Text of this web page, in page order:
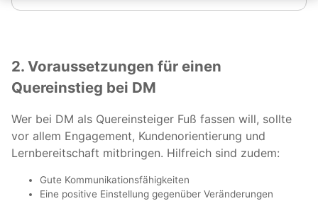
2. Voraussetzungen für einen
Quereinstieg bei DM
Wer bei DM als Quereinsteiger Fuß fassen will, sollte
vor allem Engagement, Kundenorientierung und
Lernbereitschaft mitbringen. Hilfreich sind zudem:
Gute Kommunikationsfähigkeiten
Eine positive Einstellung gegenüber Veränderungen